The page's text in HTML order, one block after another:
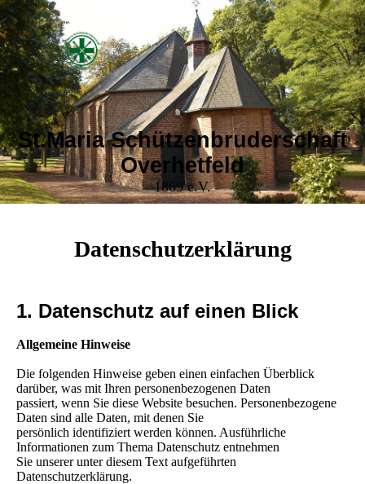
St.Maria Schützenbruderschaft
Overhetfeld
1869 e.V.
Datenschutzerklärung
1. Datenschutz auf einen Blick
Allgemeine Hinweise
Die folgenden Hinweise geben einen einfachen Überblick
darüber, was mit Ihren personenbezogenen Daten
passiert, wenn Sie diese Website besuchen. Personenbezogene
Daten sind alle Daten, mit denen Sie
persönlich identifiziert werden können. Ausführliche
Informationen zum Thema Datenschutz entnehmen
Sie unserer unter diesem Text aufgeführten
Datenschutzerklärung.